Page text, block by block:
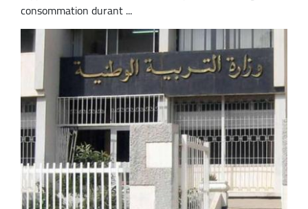
consommation durant ...